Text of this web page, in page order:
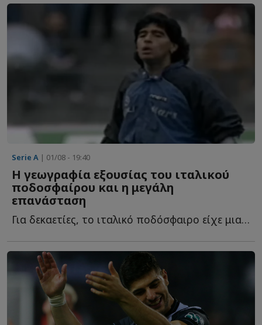
Serie A | 01/08 - 19:40
Η γεωγραφία εξουσίας του ιταλικού
ποδοσφαίρου και η μεγάλη
επανάσταση
Για δεκαετίες, το ιταλικό ποδόσφαιρο είχε μια σαφή γ...